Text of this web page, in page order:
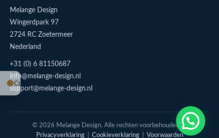
Cookie-instellingen
Stuur me een appje
Melange Design
Wingerdpark 97
2724 RC Zoetermeer
Nederland
+31 (0) 6 81150687
info@melange-design.nl
support@melange-design.nl
© 2026 Melange Design. Alle rechten voorbehouden. |
Privacyverklaring| Cookieverklaring| Voorwaarden